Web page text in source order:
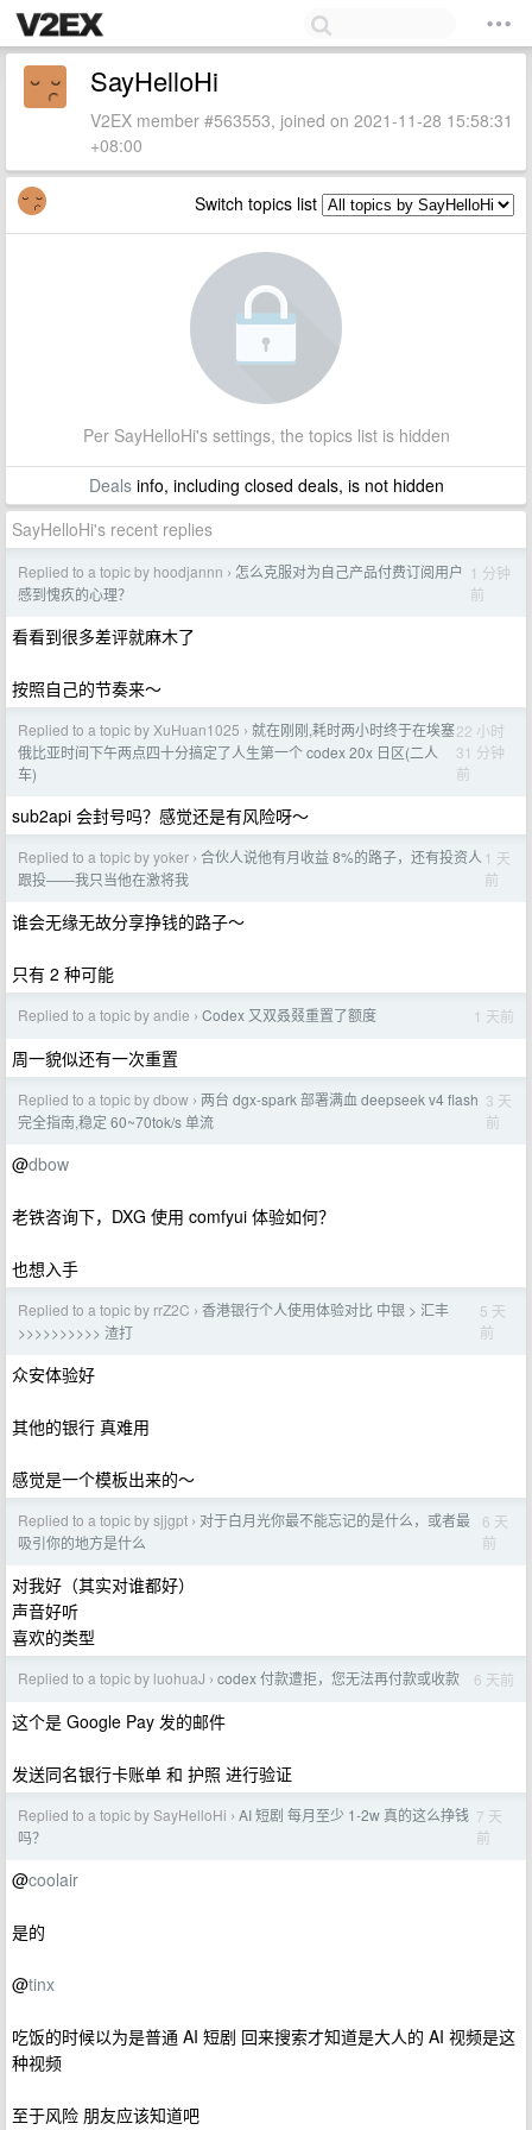
SayHelloHi
V2EX member #563553, joined on 2021-11-28 15:58:31
+08:00
Switch topics list
Per SayHelloHi's settings, the topics list is hidden
Dealsinfo, including closed deals, is not hidden
SayHelloHi's recent replies
Replied to a topic by hoodjannn › 怎么克服对为自己产品付费订阅用户
感到愧疚的心理？
1 分钟
前
看看到很多差评就麻木了
按照自己的节奏来～
Replied to a topic by XuHuan1025 › 就在刚刚,耗时两小时终于在埃塞
俄比亚时间下午两点四十分搞定了人生第一个 codex 20x 日区(二人
车)
22 小时
31 分钟
前
sub2api 会封号吗？感觉还是有风险呀～
Replied to a topic by yoker › 合伙人说他有月收益 8%的路子，还有投资人
跟投——我只当他在激将我
1 天
前
谁会无缘无故分享挣钱的路子～
只有 2 种可能
Replied to a topic by andie › Codex 又双叒叕重置了额度 1 天前
周一貌似还有一次重置
Replied to a topic by dbow › 两台 dgx-spark 部署满血 deepseek v4 flash
完全指南,稳定 60~70tok/s 单流
3 天
前
@dbow
老铁咨询下，DXG 使用 comfyui 体验如何？
也想入手
Replied to a topic by rrZ2C › 香港银行个人使用体验对比 中银 > 汇丰
>>>>>>>>>> 渣打
5 天
前
众安体验好
其他的银行 真难用
感觉是一个模板出来的～
Replied to a topic by sjjgpt › 对于白月光你最不能忘记的是什么，或者最
吸引你的地方是什么
6 天
前
对我好（其实对谁都好）
声音好听
喜欢的类型
Replied to a topic by luohuaJ › codex 付款遭拒，您无法再付款或收款 6 天前
这个是 Google Pay 发的邮件
发送同名银行卡账单 和 护照 进行验证
Replied to a topic by SayHelloHi › AI 短剧 每月至少 1-2w 真的这么挣钱
吗？
7 天
前
@coolair
是的
@tinx
吃饭的时候以为是普通 AI 短剧 回来搜索才知道是大人的 AI 视频是这
种视频
至于风险 朋友应该知道吧